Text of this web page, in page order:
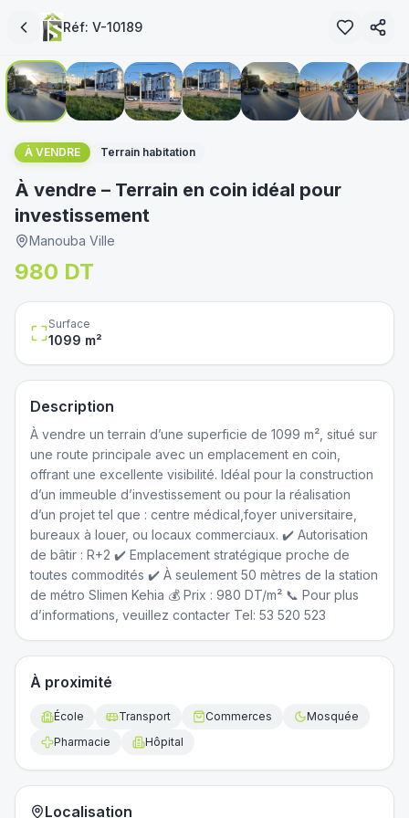
Réf:V-10189 1/11
immoservice.tn
À VENDRE Terrain habitation
À vendre – Terrain en coin idéal pour
investissement
Manouba Ville
980 DT
Surface
1099 m²
Description
À vendre un terrain d’une superficie de 1099 m², situé sur
une route principale avec un emplacement en coin,
offrant une excellente visibilité. Idéal pour la construction
d’un immeuble d’investissement ou pour la réalisation
d’un projet tel que : centre médical,foyer universitaire,
bureaux à louer, ou locaux commerciaux. ✔️ Autorisation
de bâtir : R+2 ✔️ Emplacement stratégique proche de
toutes commodités ✔️ À seulement 50 mètres de la station
de métro Slimen Kehia 💰 Prix : 980 DT/m² 📞 Pour plus
d’informations, veuillez contacter Tel: 53 520 523
À proximité
École Transport Commerces
Mosquée
Pharmacie
Hôpital
Localisation